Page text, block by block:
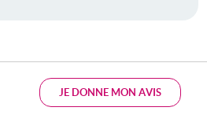
JE DONNE MON AVIS